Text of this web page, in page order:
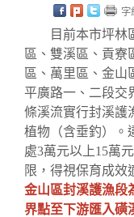
字
目前本市坪林區
區、雙溪區、貢寮
區、萬里區、金山
平廣路一、二段交
條溪流實行封溪護
植物（含垂釣）。
處3萬元以上15萬
限，得視保育成效
金山區封溪護漁段
界點至下游匯入磺